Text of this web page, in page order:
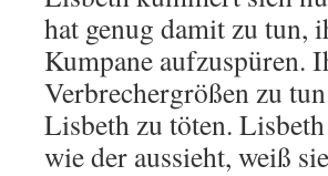
hat genug damit zu tun,
Kumpane aufzuspüren.
Verbrechergrößen zu
Lisbeth zu töten.
wie der aussieht, weiß